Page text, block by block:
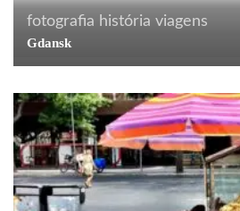
fotografia história viagens
Gdansk